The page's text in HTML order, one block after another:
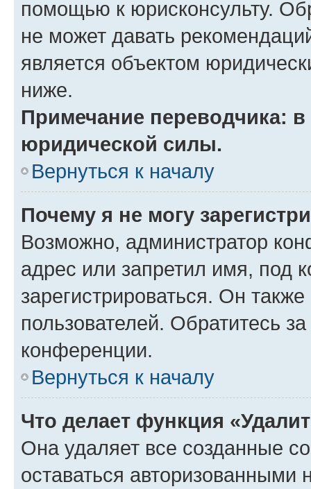
помощью к юрисконсульту.
не может давать
является объектом
ниже.
Примечание переводчика:
юридической силы.
Вернуться к началу
Почему я не могу
Возможно, администратор
адрес или запретил имя, под
зарегистрироваться. Он
пользователей. Обратитесь
конференции.
Вернуться к началу
Что делает функция
Она удаляет все созданные
оставаться авторизованными